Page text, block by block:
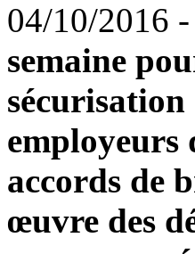
04/10/2016 -
semaine
sécurisation
employeurs
accords de
œuvre des